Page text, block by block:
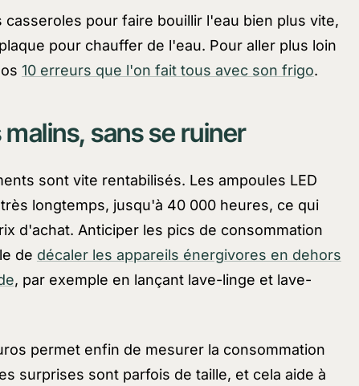
pour faire bouillir l'eau bien plus vite,
pour chauffer de l'eau. Pour aller plus loin
10 erreurs que l'on fait tous avec son frigo.
sans se ruiner
sont vite rentabilisés. Les ampoules LED
longtemps, jusqu'à 40 000 heures, ce qui
d'achat. Anticiper les pics de consommation
de décaler les appareils énergivores en dehors
, par exemple en lançant lave-linge et lave-
permet enfin de mesurer la consommation
surprises sont parfois de taille, et cela aide à